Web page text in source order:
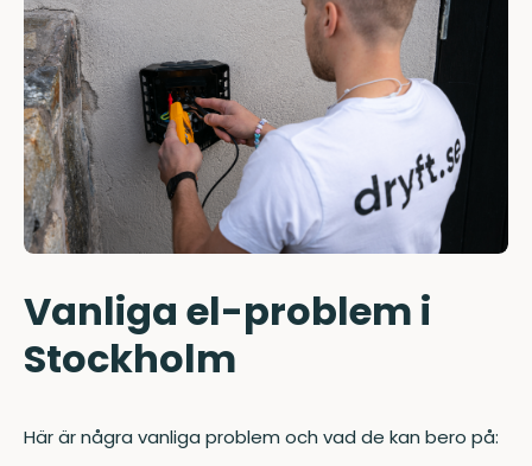
Vanliga el-problem i
Stockholm
Här är några vanliga problem och vad de kan bero på: